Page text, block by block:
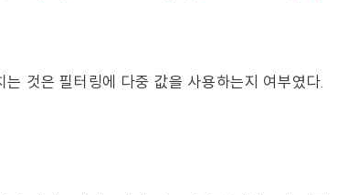
것은 필터링에 다중 값을 사용하는지 여부였다.